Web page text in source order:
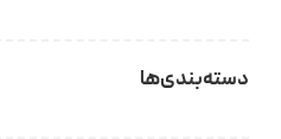
دسته‌بندی‌ها